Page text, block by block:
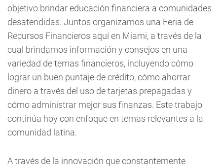
objetivo brindar educación financiera a comunidades
desatendidas. Juntos organizamos una Feria de
Recursos Financieros aquí en Miami, a través de la
cual brindamos información y consejos en una
variedad de temas financieros, incluyendo cómo
lograr un buen puntaje de crédito, cómo ahorrar
dinero a través del uso de tarjetas prepagadas y
cómo administrar mejor sus finanzas. Este trabajo
continúa hoy con enfoque en temas relevantes a la
comunidad latina.
A través de la innovación que constantemente